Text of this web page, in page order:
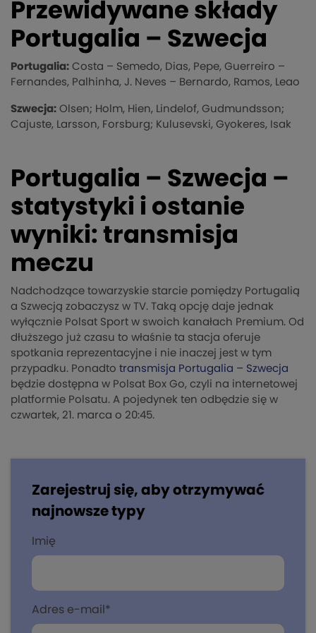
Przewidywane składy
Portugalia – Szwecja
Portugalia: Costa – Semedo, Dias, Pepe, Guerreiro –
Fernandes, Palhinha, J. Neves – Bernardo, Ramos, Leao
Szwecja: Olsen; Holm, Hien, Lindelof, Gudmundsson;
Cajuste, Larsson, Forsburg; Kulusevski, Gyokeres, Isak
Portugalia – Szwecja –
statystyki i ostanie
wyniki: transmisja
meczu
Nadchodzące towarzyskie starcie pomiędzy Portugalią
a Szwecją zobaczysz w TV. Taką opcję daje jednak
wyłącznie Polsat Sport w swoich kanałach Premium. Od
dłuższego już czasu to właśnie ta stacja oferuje
spotkania reprezentacyjne i nie inaczej jest w tym
przypadku. Ponadto transmisja Portugalia – Szwecja
będzie dostępna w Polsat Box Go, czyli na internetowej
platformie Polsatu. A pojedynek ten odbędzie się w
czwartek, 21. marca o 20:45.
Zarejestruj się, aby otrzymywać
najnowsze typy
Imię
Adres e-mail *